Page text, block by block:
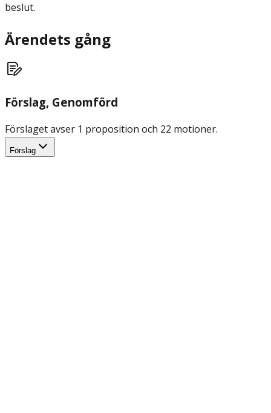
beslut.
Ärendets gång
Förslag, Genomförd
Förslaget avser 1 proposition och 22 motioner.
Förslag